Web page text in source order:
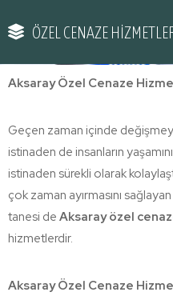
ÖZEL CENAZE
Aksaray Özel Cenaze
Geçen zaman içinde
istinaden de insanların
istinaden sürekli olarak
çok zaman ayırmasını
tanesi de Aksaray özel
hizmetlerdir.
Aksaray Özel Cenaze